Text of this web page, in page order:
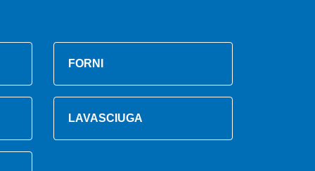
FORNI
LAVASCIUGA